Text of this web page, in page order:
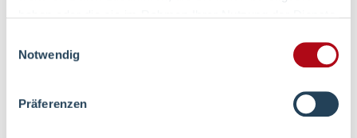
Notwendig
Präferenzen
Dr. Claas Brockschmidt
Klinik für Allgemein- und